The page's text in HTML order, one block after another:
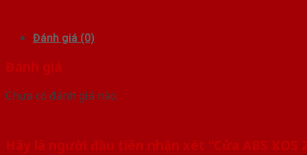
Đánh giá (0)
Đánh giá
Chưa có đánh giá nào.
Hãy là người đầu tiên nhận xét “Cửa ABS KOS